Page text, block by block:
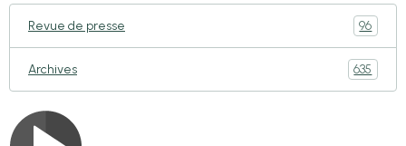
Revue de presse 96
Archives 635